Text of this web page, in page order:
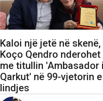
Kaloi një jetë në skenë,
Koço Qendro nderohet
me titullin 'Ambasador
Qarkut' në 99-vjetorin e
lindjes